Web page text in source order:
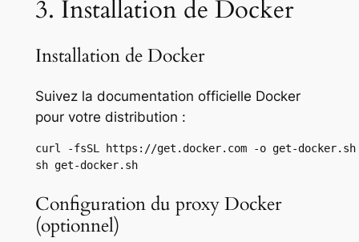
3. Installation de Docker
Installation de Docker
Suivez la documentation officielle Docker
pour votre distribution :
curl -fsSL https://get.docker.com -o get-docker.sh
sh get-docker.sh
Configuration du proxy Docker
(optionnel)